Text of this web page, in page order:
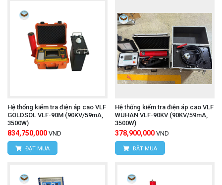
Hệ thống kiểm tra điện áp cao VLF
GOLDSOL VLF-90M (90KV/59mA,
3500W)
834,750,000 VND
ĐẶT MUA
Hệ thống kiểm tra điện áp cao VLF
WUHAN VLF-90KV (90KV/59mA,
3500W)
378,900,000 VND
ĐẶT MUA